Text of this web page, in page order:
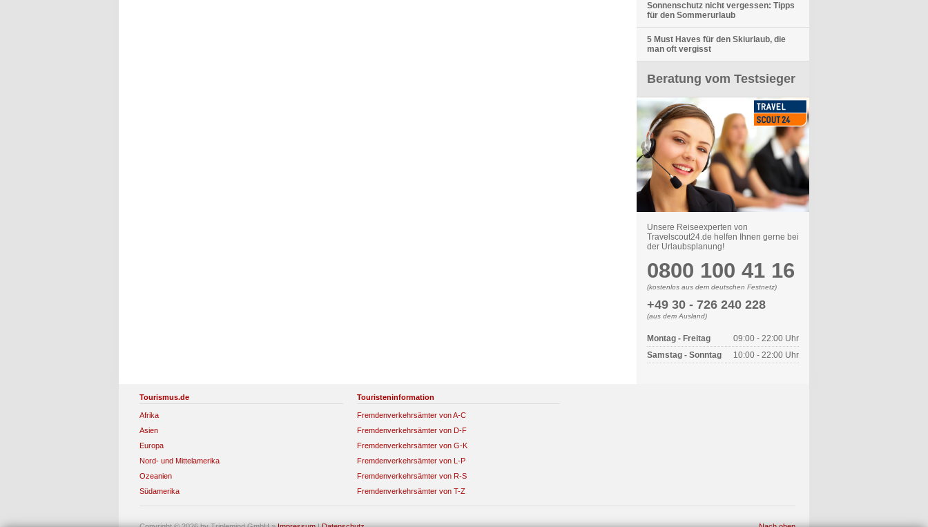
Sonnenschutz nicht vergessen: Tipps
für den Sommerurlaub
5 Must Haves für den Skiurlaub, die
man oft vergisst
Beratung vom Testsieger
Unsere Reiseexperten von
Travelscout24.de helfen Ihnen gerne bei
der Urlaubsplanung!
0800 100 41 16
(kostenlos aus dem deutschen Festnetz)
+49 30 - 726 240 228
(aus dem Ausland)
Montag - Freitag
09:00 - 22:00 Uhr
Samstag - Sonntag
10:00 - 22:00 Uhr
Tourismus.de
Afrika
Asien
Europa
Nord- und Mittelamerika
Ozeanien
Südamerika
Touristeninformation
Fremdenverkehrsämter von A-C
Fremdenverkehrsämter von D-F
Fremdenverkehrsämter von G-K
Fremdenverkehrsämter von L-P
Fremdenverkehrsämter von R-S
Fremdenverkehrsämter von T-Z